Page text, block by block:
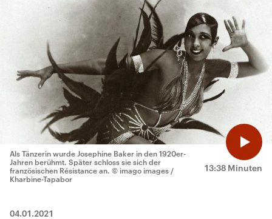
13:38 Minuten
Als Tänzerin wurde Josephine Baker in den 1920er-
Jahren berühmt. Später schloss sie sich der
französischen Résistance an. © imago images /
Kharbine-Tapabor
04.01.2021